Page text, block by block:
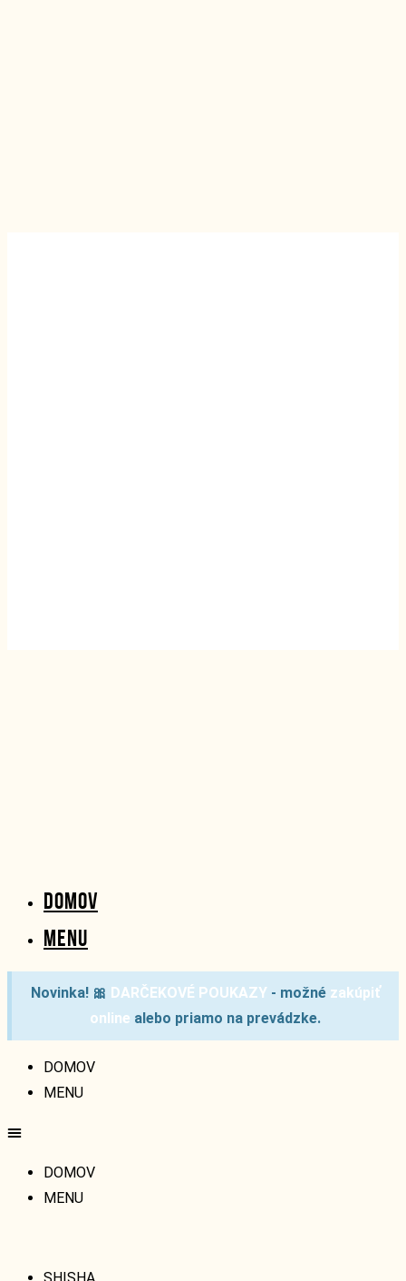
DOMOV
MENU
Novinka!🎀 DARČEKOVÉ POUKAZY - možné zakúpiť
online alebo priamo na prevádzke.
DOMOV
MENU
DOMOV
MENU